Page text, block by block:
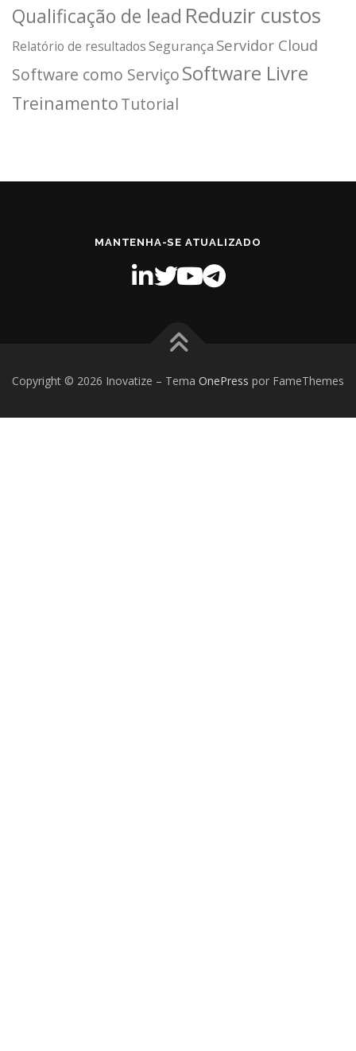
Qualificação de lead Reduzir custos
Relatório de resultadosSegurança Servidor Cloud
Software como ServiçoSoftware Livre
TreinamentoTutorial
MANTENHA-SE ATUALIZADO
Copyright © 2026 Inovatize – Tema OnePress por FameThemes